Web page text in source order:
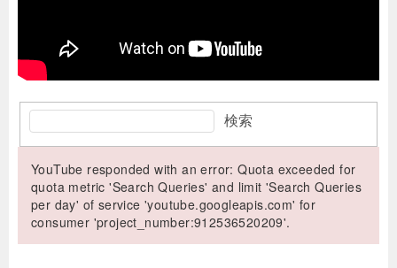
検索
YouTube responded with an error: Quota exceeded for
quota metric 'Search Queries' and limit 'Search Queries
per day' of service 'youtube.googleapis.com' for
consumer 'project_number:912536520209'.